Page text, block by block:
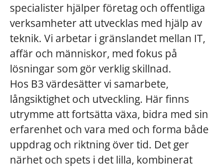
specialister hjälper företag och offentliga
verksamheter att utvecklas med hjälp av
teknik. Vi arbetar i gränslandet mellan IT,
affär och människor, med fokus på
lösningar som gör verklig skillnad.
Hos B3 värdesätter vi samarbete,
långsiktighet och utveckling. Här finns
utrymme att fortsätta växa, bidra med sin
erfarenhet och vara med och forma både
uppdrag och riktning över tid. Det ger
närhet och spets i det lilla, kombinerat